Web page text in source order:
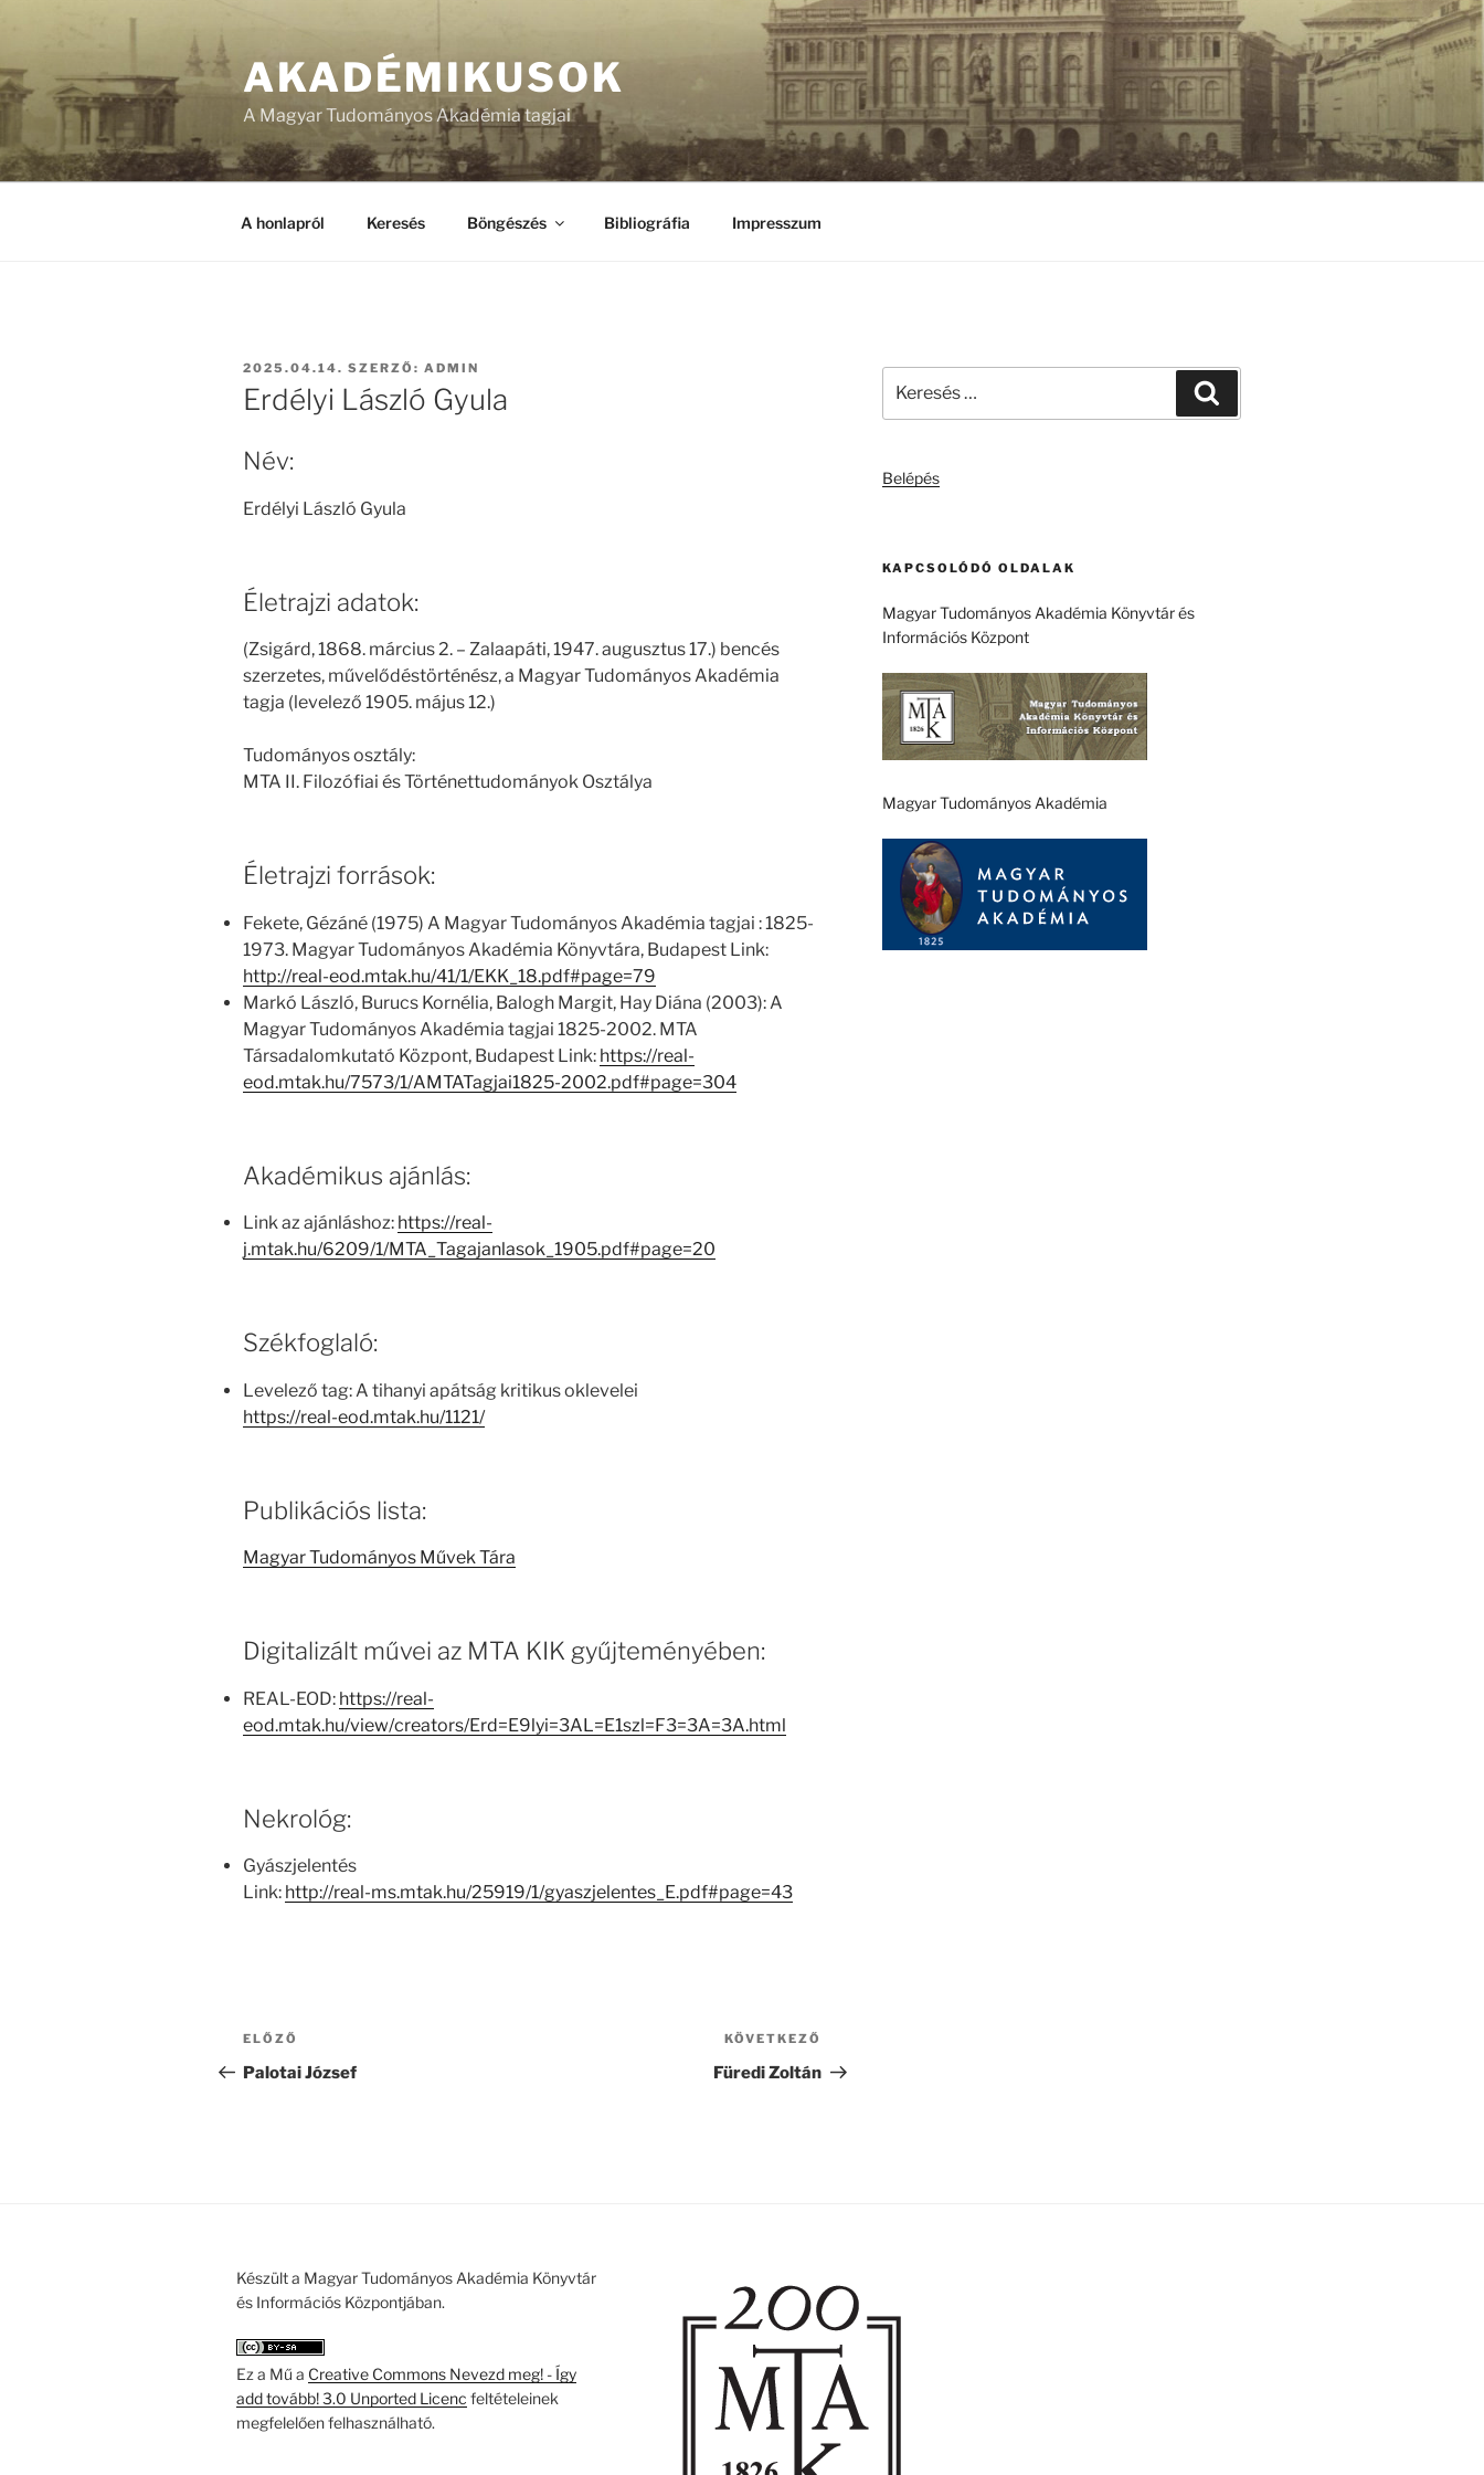
AKADÉMIKUSOK
A Magyar Tudományos Akadémia tagjai
A honlapról Keresés Böngészés Bibliográfia Impresszum
BEKÜLDVE:
2025.04.14. SZERZŐ: ADMIN
Erdélyi László Gyula
Név:
Erdélyi László Gyula
Életrajzi adatok:
(Zsigárd, 1868. március 2. – Zalaapáti, 1947. augusztus 17.) bencés
szerzetes, művelődéstörténész, a Magyar Tudományos Akadémia
tagja (levelező 1905. május 12.)
Tudományos osztály:
MTA II. Filozófiai és Történettudományok Osztálya
Életrajzi források:
Fekete, Gézáné (1975) A Magyar Tudományos Akadémia tagjai : 1825-
1973. Magyar Tudományos Akadémia Könyvtára, Budapest Link:
http://real-eod.mtak.hu/41/1/EKK_18.pdf#page=79
Markó László, Burucs Kornélia, Balogh Margit, Hay Diána (2003): A
Magyar Tudományos Akadémia tagjai 1825-2002. MTA
Társadalomkutató Központ, Budapest Link: https://real-
eod.mtak.hu/7573/1/AMTATagjai1825-2002.pdf#page=304
Akadémikus ajánlás:
Link az ajánláshoz: https://real-
j.mtak.hu/6209/1/MTA_Tagajanlasok_1905.pdf#page=20
Székfoglaló:
Levelező tag: A tihanyi apátság kritikus oklevelei
https://real-eod.mtak.hu/1121/
Publikációs lista:
Magyar Tudományos Művek Tára
Digitalizált művei az MTA KIK gyűjteményében:
REAL-EOD: https://real-
eod.mtak.hu/view/creators/Erd=E9lyi=3AL=E1szl=F3=3A=3A.html
Nekrológ:
Gyászjelentés
Link: http://real-ms.mtak.hu/25919/1/gyaszjelentes_E.pdf#page=43
Bejegyzés
navigáció
Korábbi
bejegyzés
ELŐZŐ
Palotai József
bejegyzés
KÖVETKEZŐ
Füredi Zoltán
következő
Belépés
KAPCSOLÓDÓ OLDALAK
Magyar Tudományos Akadémia Könyvtár és
Információs Központ
Magyar Tudományos Akadémia
Készült a Magyar Tudományos Akadémia Könyvtár
és Információs Központjában.
Ez a Mű a Creative Commons Nevezd meg! - Így
add tovább! 3.0 Unported Licenc feltételeinek
megfelelően felhasználható.